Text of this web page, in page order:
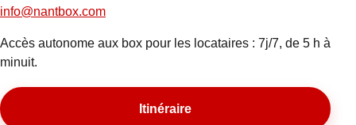
info@nantbox.com
Accès autonome aux box pour les locataires : 7j/7, de 5 h à
minuit.
Itinéraire